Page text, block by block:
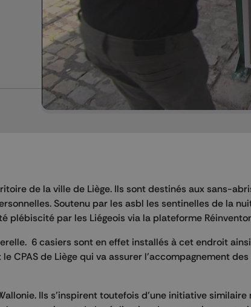
de la ville de Liège. Ils sont destinés aux sans-
Soutenu par les asbl les sentinelles de la
plébiscité par les Liégeois via la plateforme
6 casiers sont en effet installés à cet endroit
CPAS de Liège qui va assurer l'accompagnement des
Ils s'inspirent toutefois d'une initiative similaire